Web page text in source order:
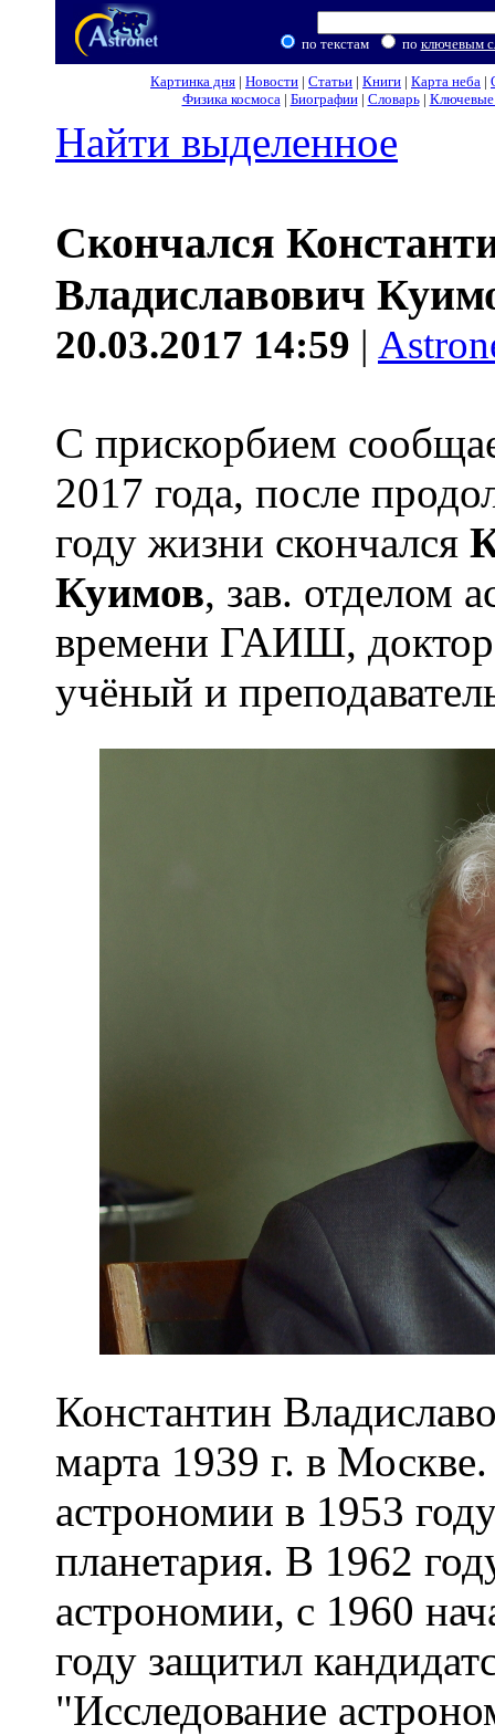
по текстам по ключевым
Картинка дня | Новости | Статьи | Книги | Карта неба |
Физика космоса| Биографии| Словарь| Ключевые
Найти выделенное
Скончался
Владиславович
20.03.2017 14:59 |
С прискорбием
2017 года, после
году жизни скончался
Куимов, зав. отделом
времени ГАИШ,
учёный и
Константин
марта 1939 г. в
астрономии в 1953
планетария. В 1962
астрономии, с 1960
году защитил
"Исследование